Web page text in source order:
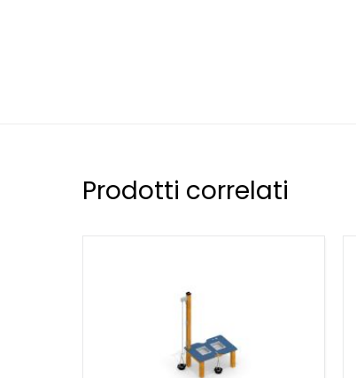
Nature w/ Water Channels offre un livello
installato su vari terreni come erba o
aprendo opportunità di gioco educativo in
elemento visivo gradevole in qualsiasi
Che vogliate arricchire un parco di
Play Nature w/ Water Channels non è
travestito da puro divertimento
Prodotti correlati